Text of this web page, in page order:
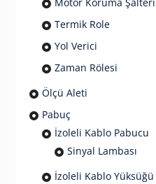
Termik Role
Yol Verici
Zaman Rölesi
Ölçü Aleti
Pabuç
İzoleli Kablo Pabucu
Sinyal Lambası
İzoleli Kablo Yüksüğü